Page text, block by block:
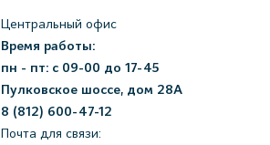
Центральный офис
Время работы:
пн - пт: с 09-00 до 17-45
Пулковское шоссе, дом 28А
8 (812) 600-47-12
Почта для связи: